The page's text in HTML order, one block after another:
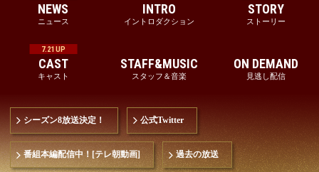
NEWS
ニュース
INTRO
イントロダクション
STORY
ストーリー
CAST
キャスト
7.21 UP
STAFF&MUSIC
スタッフ＆音楽
ON DEMAND
見逃し配信
シーズン8放送決定！ 公式Twitter
番組本編配信中！[テレ朝動画] 過去の放送